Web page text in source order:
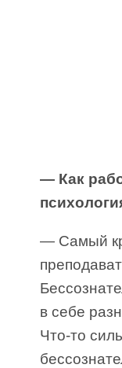
— Как
— Самый
в себе
Что-то